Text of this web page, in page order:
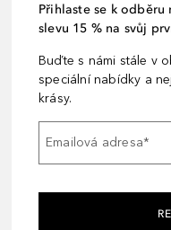
Přihlaste se k odběru
slevu 15 % na svůj
Buďte s námi stále v
speciální nabídky a
krásy.
Emailová adresa*